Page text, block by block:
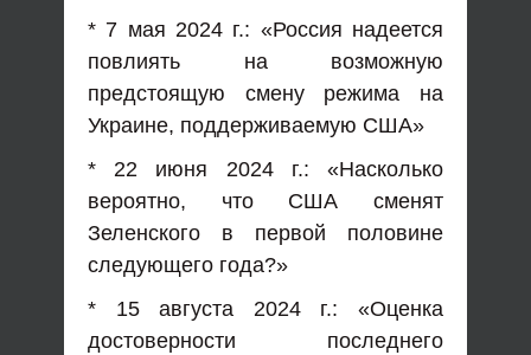
* 7 мая 2024 г.: «Россия надеется
повлиять на возможную
предстоящую смену режима на
Украине, поддерживаемую США»
* 22 июня 2024 г.: «Насколько
вероятно, что США сменят
Зеленского в первой половине
следующего года?»
* 15 августа 2024 г.: «Оценка
достоверности последнего